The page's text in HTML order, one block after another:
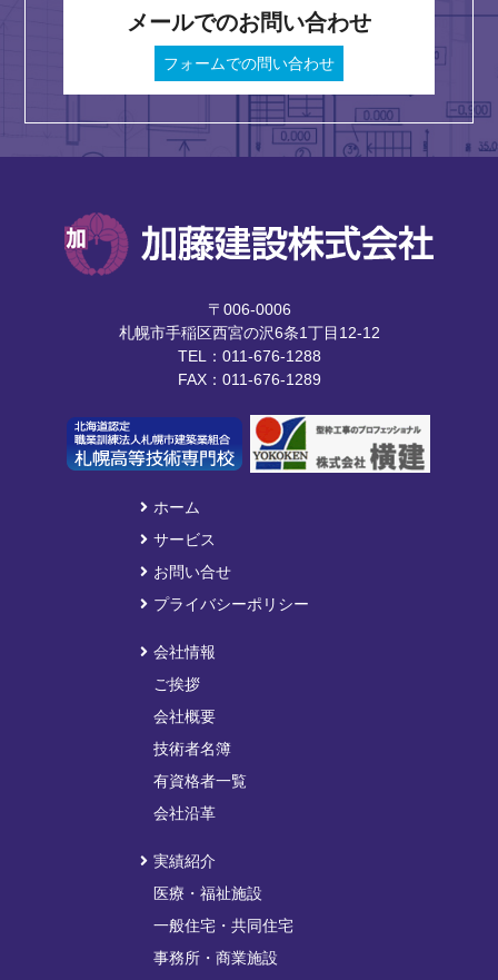
メールでのお問い合わせ
フォームでの問い合わせ
〒006-0006
札幌市手稲区西宮の沢6条1丁目12-12
TEL：011-676-1288
FAX：011-676-1289
ホーム
サービス
お問い合せ
プライバシーポリシー
会社情報
ご挨拶
会社概要
技術者名簿
有資格者一覧
会社沿革
実績紹介
医療・福祉施設
一般住宅・共同住宅
事務所・商業施設